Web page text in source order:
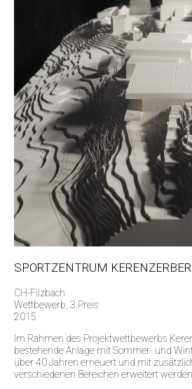
SPORTZENTRUM
CH-Filzbach
Wettbewerb, 3.Preis
2015
Im Rahmen des Projektwettbewerbs
bestehende Anlage mit Sommer- und
über 40 Jahren erneuert und mit
verschiedenen Bereichen erweitert werden.